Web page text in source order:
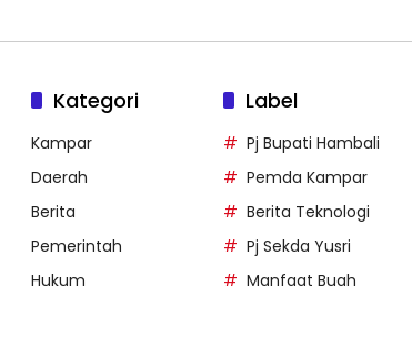
Kategori
Kampar
Daerah
Berita
Pemerintah
Hukum
Label
Pj Bupati Hambali
Pemda Kampar
Berita Teknologi
Pj Sekda Yusri
Manfaat Buah